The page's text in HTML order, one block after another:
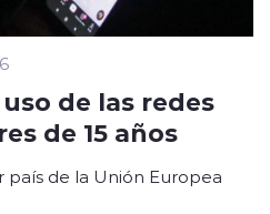
de las redes
de 15 años
de la Unión Europea